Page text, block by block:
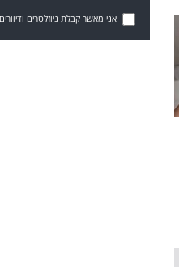
אני מאשר קבלת ניוזלטרים